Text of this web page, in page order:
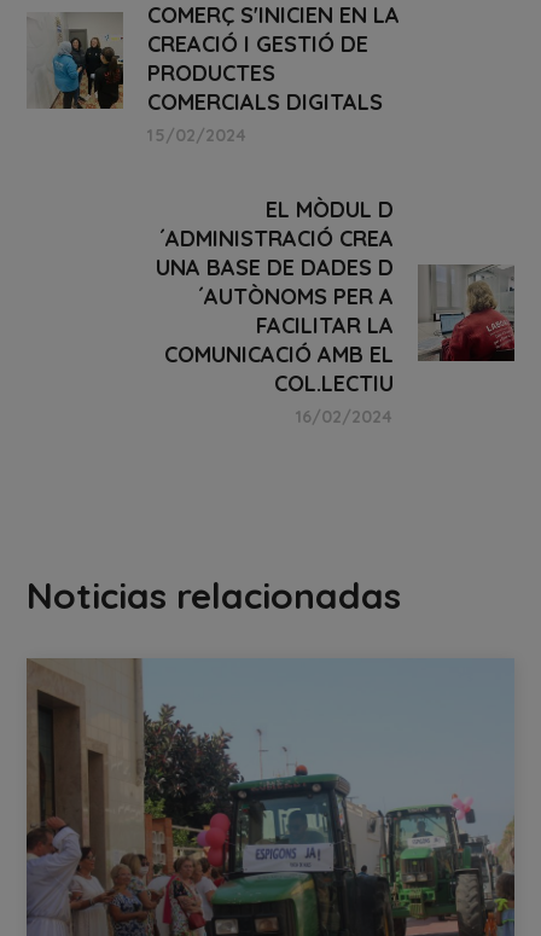
COMERÇ S'INICIEN EN LA
CREACIÓ I GESTIÓ DE
PRODUCTES
COMERCIALS DIGITALS
15/02/2024
EL MÒDUL D
´ADMINISTRACIÓ CREA
UNA BASE DE DADES D
´AUTÒNOMS PER A
FACILITAR LA
COMUNICACIÓ AMB EL
COL.LECTIU
16/02/2024
Noticias relacionadas